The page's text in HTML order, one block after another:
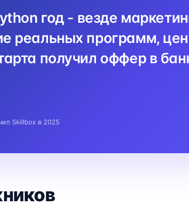
год - везде
реальных программ,
получил оффер в
Skillbox в 2025